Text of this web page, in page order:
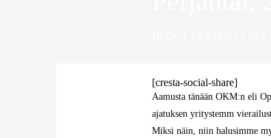
[cresta-social-share]
Aamusta tänään OKM:n eli
ajatuksen yritystemm
Miksi näin, niin halusimme